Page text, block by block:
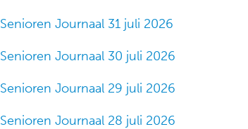
Senioren Journaal 31 juli 2026
Senioren Journaal 30 juli 2026
Senioren Journaal 29 juli 2026
Senioren Journaal 28 juli 2026